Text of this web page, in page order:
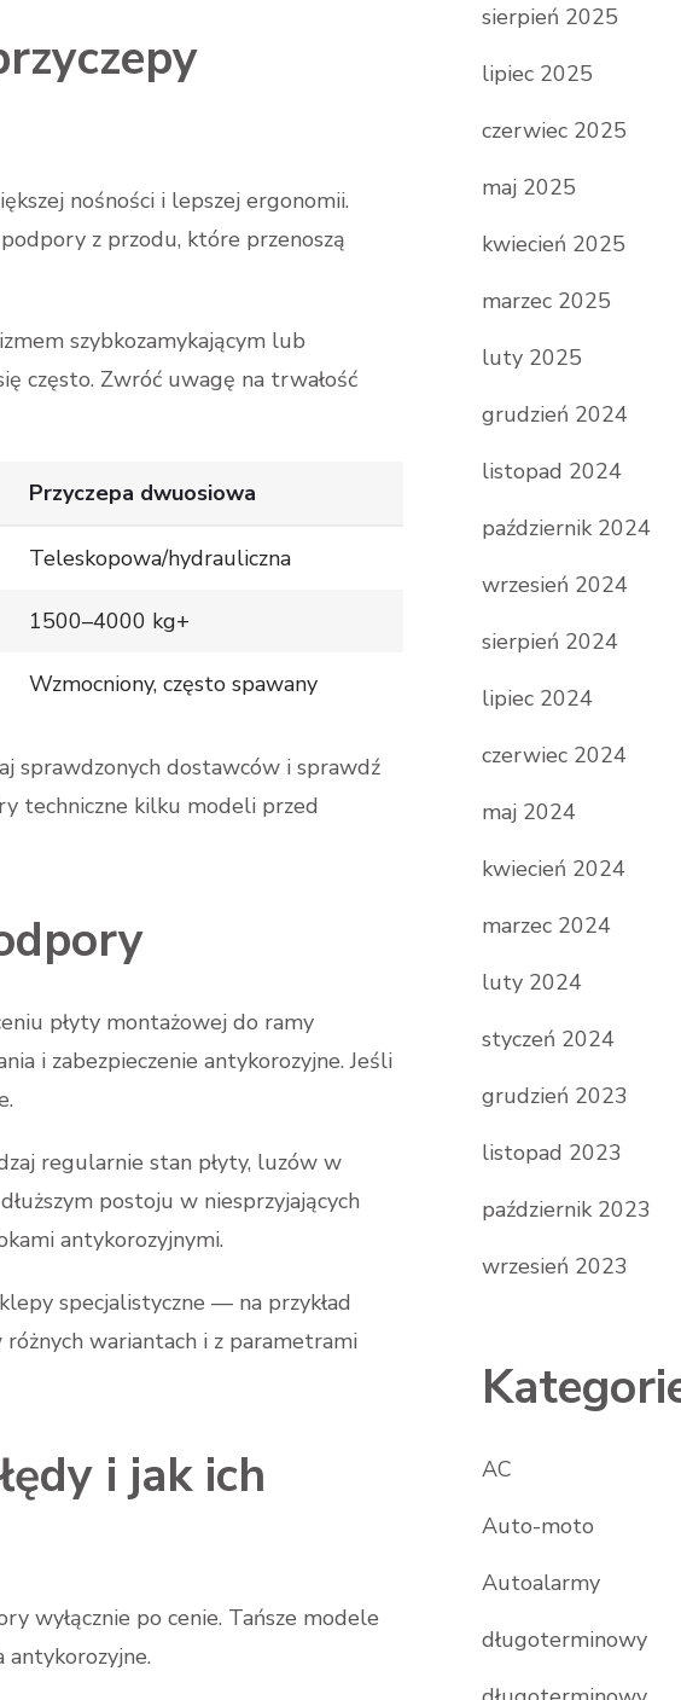
nośności i lepszej ergonomii.
z przodu, które przenoszą
szybkozamykającym lub
często. Zwróć uwagę na trwałość
Przyczepa dwuosiowa
Teleskopowa/hydrauliczna
1500–4000 kg+
Wzmocniony, często spawany
sprawdzonych dostawców i sprawdź
techniczne kilku modeli przed
płyty montażowej do ramy
i zabezpieczenie antykorozyjne. Jeśli
regularnie stan płyty, luzów w
postoju w niesprzyjających
antykorozyjnymi.
specjalistyczne — na przykład
różnych wariantach i z parametrami
i jak ich
wyłącznie po cenie. Tańsze modele
antykorozyjne.
sierpień 2025
lipiec 2025
czerwiec 2025
maj 2025
kwiecień 2025
marzec 2025
luty 2025
grudzień 2024
listopad 2024
październik 2024
wrzesień 2024
sierpień 2024
lipiec 2024
czerwiec 2024
maj 2024
kwiecień 2024
marzec 2024
luty 2024
styczeń 2024
grudzień 2023
listopad 2023
październik 2023
wrzesień 2023
AC
Auto-moto
Autoalarmy
długoterminowy